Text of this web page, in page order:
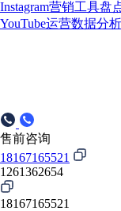
Instagram营销工具盘
YouTube运营数据分
售前咨询
18167165521
1261362654
18167165521